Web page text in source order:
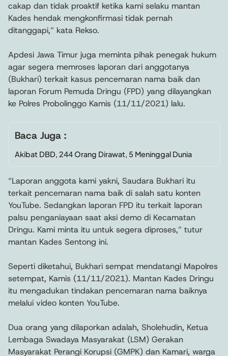
cakap dan tidak proaktif ketika kami selaku mantan
Kades hendak mengkonfirmasi tidak pernah
ditanggapi,” kata Rekso.
Apdesi Jawa Timur juga meminta pihak penegak hukum
agar segera memroses laporan dari anggotanya
(Bukhari) terkait kasus pencemaran nama baik dan
laporan Forum Pemuda Dringu (FPD) yang dilayangkan
ke Polres Probolinggo Kamis (11/11/2021) lalu.
Baca Juga :
Akibat DBD, 244 Orang Dirawat, 5 Meninggal Dunia
“Laporan anggota kami yakni, Saudara Bukhari itu
terkait pencemaran nama baik di salah satu konten
YouTube. Sedangkan laporan FPD itu terkait laporan
palsu penganiayaan saat aksi demo di Kecamatan
Dringu. Kami minta itu untuk segera diproses,” tutur
mantan Kades Sentong ini.
Seperti diketahui, Bukhari sempat mendatangi Mapolres
setempat, Kamis (11/11/2021). Mantan Kades Dringu
itu mengadukan tindakan pencemaran nama baiknya
melalui video konten YouTube.
Dua orang yang dilaporkan adalah, Sholehudin, Ketua
Lembaga Swadaya Masyarakat (LSM) Gerakan
Masyarakat Perangi Korupsi (GMPK) dan Kamari, warga